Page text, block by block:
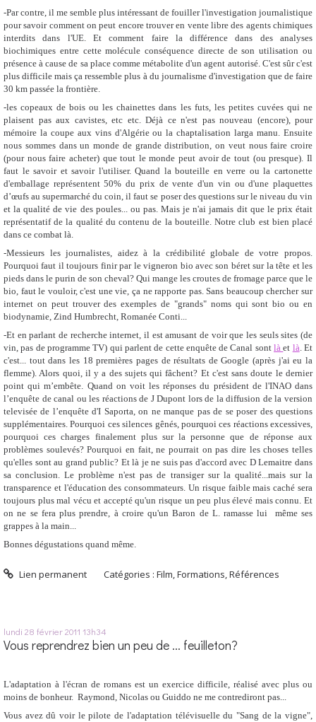
-Par contre, il me semble plus intéressant de fouiller l'investigation journalistique
pour savoir comment on peut encore trouver en vente libre des agents chimiques
interdits dans l'UE. Et comment faire la différence dans des analyses
biochimiques entre cette molécule conséquence directe de son utilisation ou
présence à cause de sa place comme métabolite d'un agent autorisé. C'est sûr c'est
plus difficile mais ça ressemble plus à du journalisme d'investigation que de faire
30 km passée la frontière.
-les copeaux de bois ou les chainettes dans les futs, les petites cuvées qui ne
plaisent pas aux cavistes, etc etc. Déjà ce n'est pas nouveau (encore), pour
mémoire la coupe aux vins d'Algérie ou la chaptalisation larga manu. Ensuite
nous sommes dans un monde de grande distribution, on veut nous faire croire
(pour nous faire acheter) que tout le monde peut avoir de tout (ou presque). Il
faut le savoir et savoir l'utiliser. Quand la bouteille en verre ou la cartonette
d'emballage représentent 50% du prix de vente d'un vin ou d'une plaquettes
d’œufs au supermarché du coin, il faut se poser des questions sur le niveau du vin
et la qualité de vie des poules... ou pas. Mais je n'ai jamais dit que le prix était
représentatif de la qualité du contenu de la bouteille. Notre club est bien placé
dans ce combat là.
-Messieurs les journalistes, aidez à la crédibilité globale de votre propos.
Pourquoi faut il toujours finir par le vigneron bio avec son béret sur la tête et les
pieds dans le purin de son cheval? Qui mange les croutes de fromage parce que le
bio, faut le vouloir, c'est une vie, ça ne rapporte pas. Sans beaucoup chercher sur
internet on peut trouver des exemples de "grands" noms qui sont bio ou en
biodynamie, Zind Humbrecht, Romanée Conti...
-Et en parlant de recherche internet, il est amusant de voir que les seuls sites (de
vin, pas de programme TV) qui parlent de cette enquête de Canal sontlàet là . Et
c'est... tout dans les 18 premières pages de résultats de Google (après j'ai eu la
flemme). Alors quoi, il y a des sujets qui fâchent? Et c'est sans doute le dernier
point qui m’embête. Quand on voit les réponses du président de l'INAO dans
l’enquête de canal ou les réactions de J Dupont lors de la diffusion de la version
televisée de l’enquête d'I Saporta, on ne manque pas de se poser des questions
supplémentaires. Pourquoi ces silences gênés, pourquoi ces réactions excessives,
pourquoi ces charges finalement plus sur la personne que de réponse aux
problèmes soulevés? Pourquoi en fait, ne pourrait on pas dire les choses telles
qu'elles sont au grand public? Et là je ne suis pas d'accord avec D Lemaitre dans
sa conclusion. Le problème n'est pas de transiger sur la qualité...mais sur la
transparence et l'éducation des consommateurs. Un risque faible mais caché sera
toujours plus mal vécu et accepté qu'un risque un peu plus élevé mais connu. Et
on ne se fera plus prendre, à croire qu'un Baron de L. ramasse lui même ses
grappes à la main...
Bonnes dégustations quand même.
Lien permanent Catégories :Film,Formations,Références
lundi 28 février 2011 13h34
Vous reprendrez bien un peu de ... feuilleton?
L'adaptation à l'écran de romans est un exercice difficile, réalisé avec plus ou
moins de bonheur. Raymond, Nicolas ou Guiddo ne me contrediront pas...
Vous avez dû voir le pilote de l'adaptation télévisuelle du "Sang de la vigne",